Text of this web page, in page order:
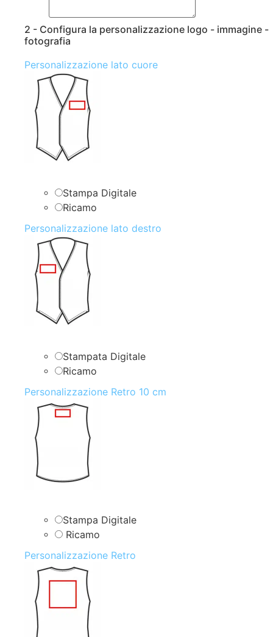
2 - Configura la personalizzazione logo - immagine -
fotografia
Personalizzazione lato cuore
Stampa Digitale
Ricamo
Personalizzazione lato destro
Stampata Digitale
Ricamo
Personalizzazione Retro 10 cm
Stampa Digitale
Ricamo
Personalizzazione Retro